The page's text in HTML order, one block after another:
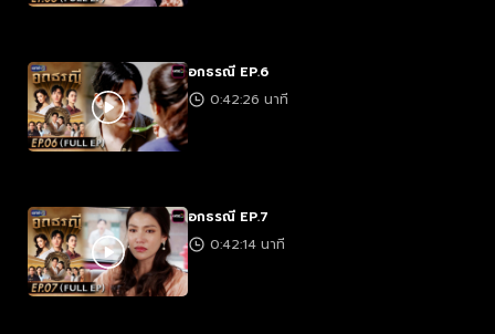
อกธรณี EP.6
0:42:26 นาที
อกธรณี EP.7
0:42:14 นาที